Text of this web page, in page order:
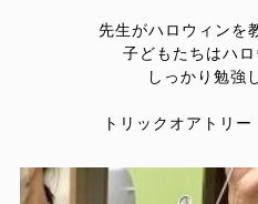
先生がハロウィンを
子どもたちはハ
しっかり勉強
トリックオアトリ